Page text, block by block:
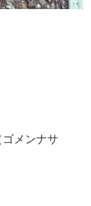
メンナサ